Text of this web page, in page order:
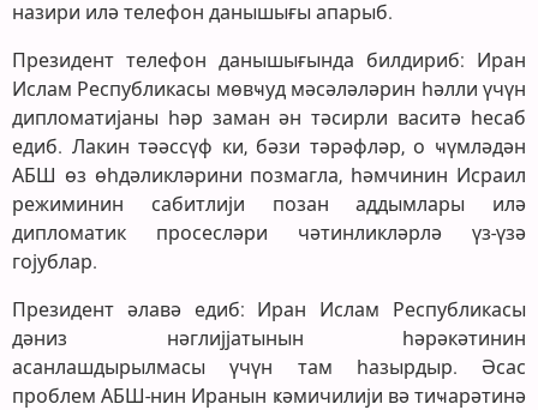
назири илә телефон данышығы апарыб.
Президент телефон данышығында билдириб: Иран
Ислам Республикасы мөвҹуд мәсәләләрин һәлли үчүн
дипломатијаны һәр заман ән тәсирли васитә һесаб
едиб. Лакин тәәссүф ки, бәзи тәрәфләр, о ҹүмләдән
АБШ өз өһдәликләрини позмагла, һәмчинин Исраил
режиминин сабитлији позан аддымлары илә
дипломатик просесләри чәтинликләрлә үз-үзә
гојублар.
Президент әлавә едиб: Иран Ислам Республикасы
дәниз нәглијјатынын һәрәкәтинин
асанлашдырылмасы үчүн там һазырдыр. Әсас
проблем АБШ-нин Иранын ҝәмичилији вә тиҹарәтинә